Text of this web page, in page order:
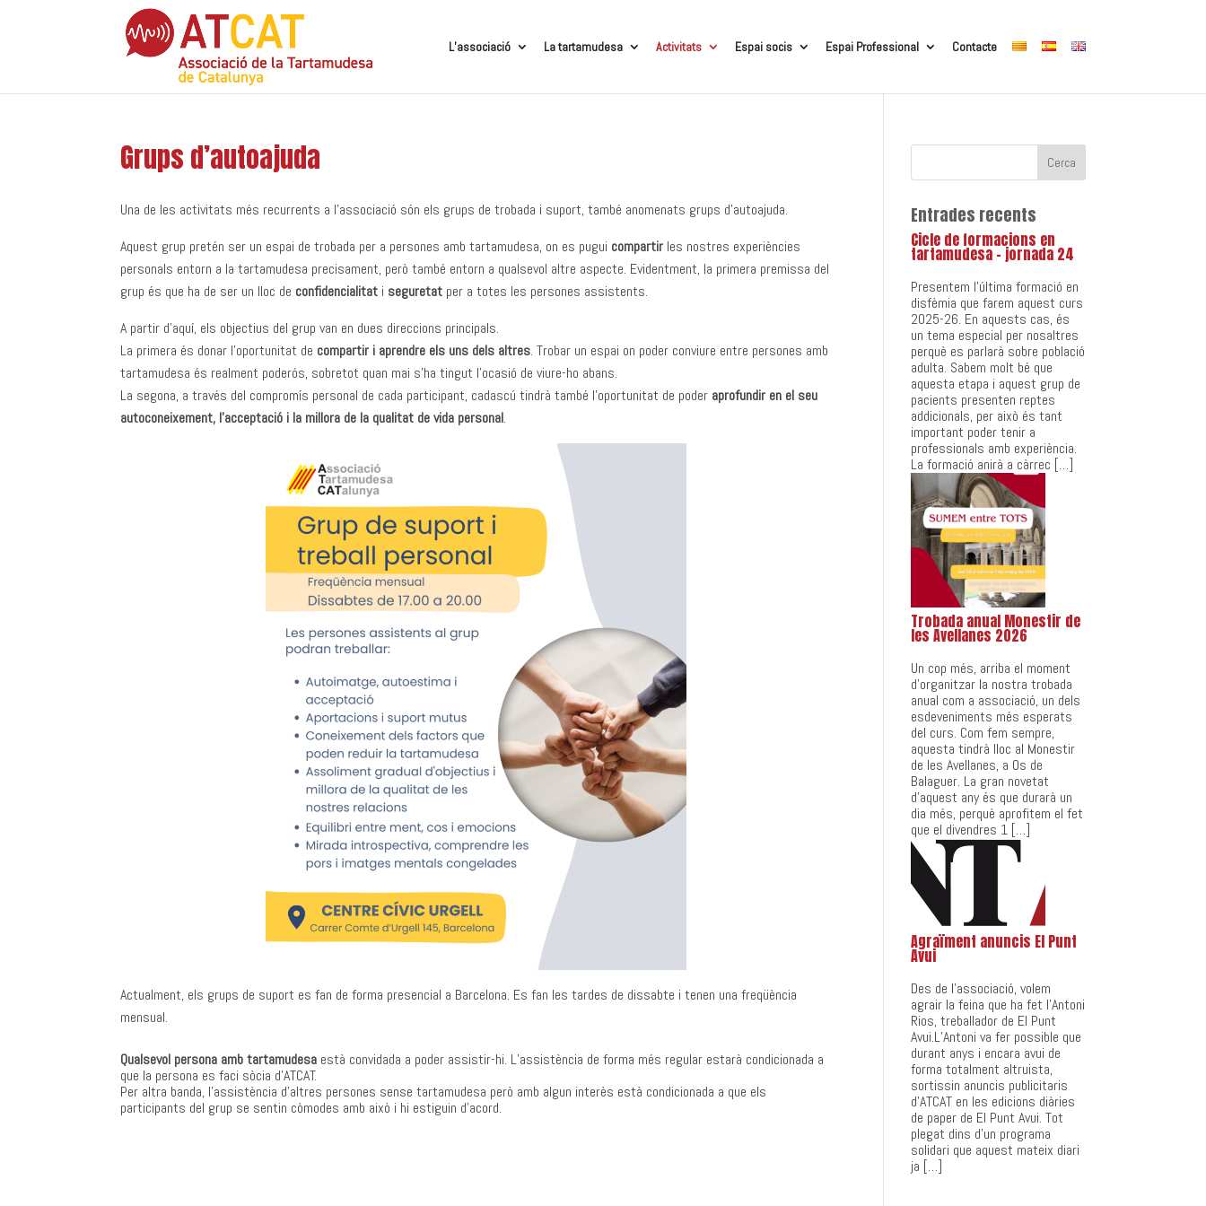
L’associació La tartamudesa Activitats Espai socis Espai Professional Contacte
Grups d’autoajuda
Una de les activitats més recurrents a l’associació són els grups de trobada i suport, també anomenats grups d’autoajuda.
Aquest grup pretén ser un espai de trobada per a persones amb tartamudesa, on es pugui compartir les nostres experiències
personals entorn a la tartamudesa precisament, però també entorn a qualsevol altre aspecte. Evidentment, la primera premissa del
grup és que ha de ser un lloc de confidencialitat i seguretat per a totes les persones assistents.
A partir d’aquí, els objectius del grup van en dues direccions principals.
La primera és donar l’oportunitat de compartir i aprendre els uns dels altres. Trobar un espai on poder conviure entre persones amb
tartamudesa és realment poderós, sobretot quan mai s’ha tingut l’ocasió de viure-ho abans.
La segona, a través del compromís personal de cada participant, cadascú tindrà també l’oportunitat de poder aprofundir en el seu
autoconeixement, l’acceptació i la millora de la qualitat de vida personal.
Actualment, els grups de suport es fan de forma presencial a Barcelona. Es fan les tardes de dissabte i tenen una freqüència
mensual.
Qualsevol persona amb tartamudesa està convidada a poder assistir-hi. L’assistència de forma més regular estarà condicionada a
que la persona es faci sòcia d’ATCAT.
Per altra banda, l’assistència d’altres persones sense tartamudesa però amb algun interès està condicionada a que els
participants del grup se sentin còmodes amb això i hi estiguin d’acord.
Entrades recents
Cicle de formacions en
tartamudesa – jornada 24
Presentem l’última formació en
disfèmia que farem aquest curs
2025-26. En aquests cas, és
un tema especial per nosaltres
perquè es parlarà sobre població
adulta. Sabem molt bé que
aquesta etapa i aquest grup de
pacients presenten reptes
addicionals, per això és tant
important poder tenir a
professionals amb experiència.
La formació anirà a càrrec […]
Trobada anual Monestir de
les Avellanes 2026
Un cop més, arriba el moment
d’organitzar la nostra trobada
anual com a associació, un dels
esdeveniments més esperats
del curs. Com fem sempre,
aquesta tindrà lloc al Monestir
de les Avellanes, a Os de
Balaguer. La gran novetat
d’aquest any és que durarà un
dia més, perquè aprofitem el fet
que el divendres 1 […]
Agraïment anuncis El Punt
Avui
Des de l’associació, volem
agrair la feina que ha fet l’Antoni
Rios, treballador de El Punt
Avui.L’Antoni va fer possible que
durant anys i encara avui de
forma totalment altruista,
sortissin anuncis publicitaris
d’ATCAT en les edicions diàries
de paper de El Punt Avui. Tot
plegat dins d’un programa
solidari que aquest mateix diari
ja […]